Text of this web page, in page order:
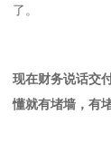
了。
现在财务说话交
懂就有堵墙，有